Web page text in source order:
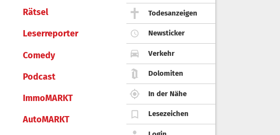
Rätsel
Leserreporter
Comedy
Podcast
ImmoMARKT
AutoMARKT
Todesanzeigen
Newsticker
Verkehr
Dolomiten
In der Nähe
Lesezeichen